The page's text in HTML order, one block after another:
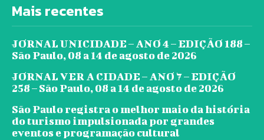
Mais recentes
JORNAL UNICIDADE – ANO 4 – EDIÇÃO 188 –
São Paulo, 08 a 14 de agosto de 2026
JORNAL VER A CIDADE – ANO 7 – EDIÇÃO
258 – São Paulo, 08 a 14 de agosto de 2026
São Paulo registra o melhor maio da história
do turismo impulsionada por grandes
eventos e programação cultural